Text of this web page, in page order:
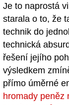
Je to naprostá
starala o to, že
technik do
technická
řešení jejího
výsledkem
přímo úměrné
hromady peněz